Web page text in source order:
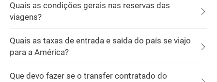
Quais as condições gerais nas reservas das
viagens?
Quais as taxas de entrada e saída do país se viajo
para a América?
Que devo fazer se o transfer contratado do